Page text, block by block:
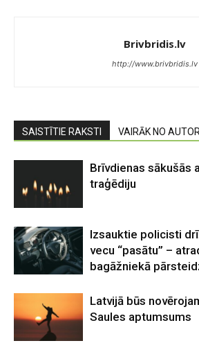
Brivbridis.lv
http://www.brivbridis.lv
SAISTĪTIE RAKSTI VAIRĀK NO
Brīvdienas sākušās
traģēdiju
Izsauktie policisti
vecu “pasātu” –
bagāžniekā
Latvijā būs
Saules aptumsums